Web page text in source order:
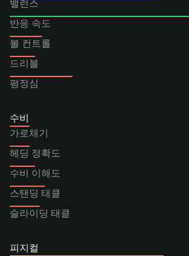
밸런스
반응 속도
볼 컨트롤
드리블
평정심
수비
가로채기
헤딩 정확도
수비 이해도
스탠딩 태클
슬라이딩 태클
피지컬